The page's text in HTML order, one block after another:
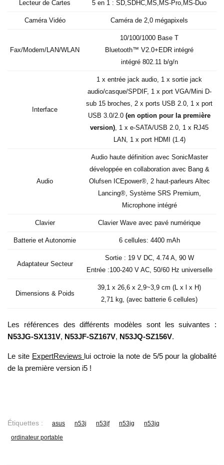
Lecteur de Cartes 5 en 1 : SD,SDHC,MS,MS-Pro,MS-Duo
Caméra Vidéo Caméra de 2,0 mégapixels
Fax/Modem/LAN/WLAN
10/100/1000 Base T
Bluetooth™ V2.0+EDR intégré
intégré 802.11 b/g/n
Interface
1 x entrée jack audio, 1 x sortie jack
audio/casque/SPDIF, 1 x port VGA/Mini D-
sub 15 broches, 2 x ports USB 2.0, 1 x port
USB 3.0/2.0 (en option pour la première
version), 1 x e-SATA/USB 2.0, 1 x RJ45
LAN, 1 x port HDMI (1.4)
Audio
Audio haute définition avec SonicMaster
développée en collaboration avec Bang &
Olufsen ICEpower®, 2 haut-parleurs Altec
Lancing®, Système SRS Premium,
Microphone intégré
Clavier Clavier Wave avec pavé numérique
Batterie et Autonomie 6 cellules: 4400 mAh
Adaptateur Secteur
Sortie : 19 V DC, 4.74 A, 90 W
Entrée :100-240 V AC, 50/60 Hz universelle
Dimensions & Poids
39,1 x 26,6 x 2,9~3,9 cm (L x l x H)
2,71 kg, (avec batterie 6 cellules)
Les références des différents modèles sont les suivantes :
N53JG-SX131V, N53JF-SZ167V, N53JQ-SZ156V.
Le site ExpertReviews lui octroie la note de 5/5 pour la globalité
de la première version i5 !
Étiquettes : asus n53j n53jf n53jg
n53jq
ordinateur portable